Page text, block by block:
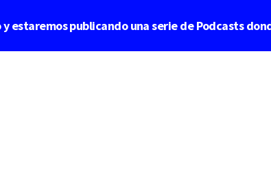
estaremos publicando una serie de Podcasts